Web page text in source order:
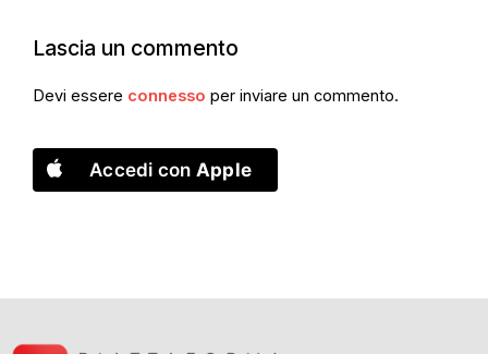
Lascia un commento
Devi essere connesso per inviare un commento.
Accedi con Apple